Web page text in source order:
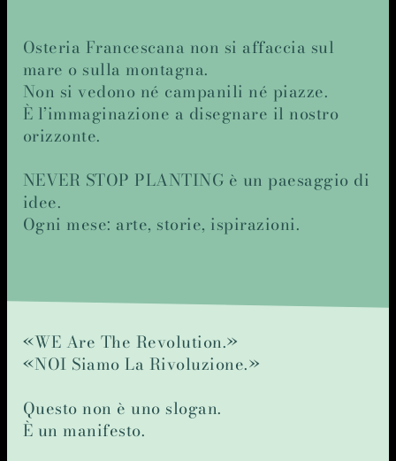
Osteria Francescana non si affaccia sul
mare o sulla montagna.
Non si vedono né campanili né piazze.
È l’immaginazione a disegnare il nostro
orizzonte.
NEVER STOP PLANTING è un paesaggio di
idee.
Ogni mese: arte, storie, ispirazioni.
«WE Are The Revolution.»
«NOI Siamo La Rivoluzione.»
Questo non è uno slogan.
È un manifesto.